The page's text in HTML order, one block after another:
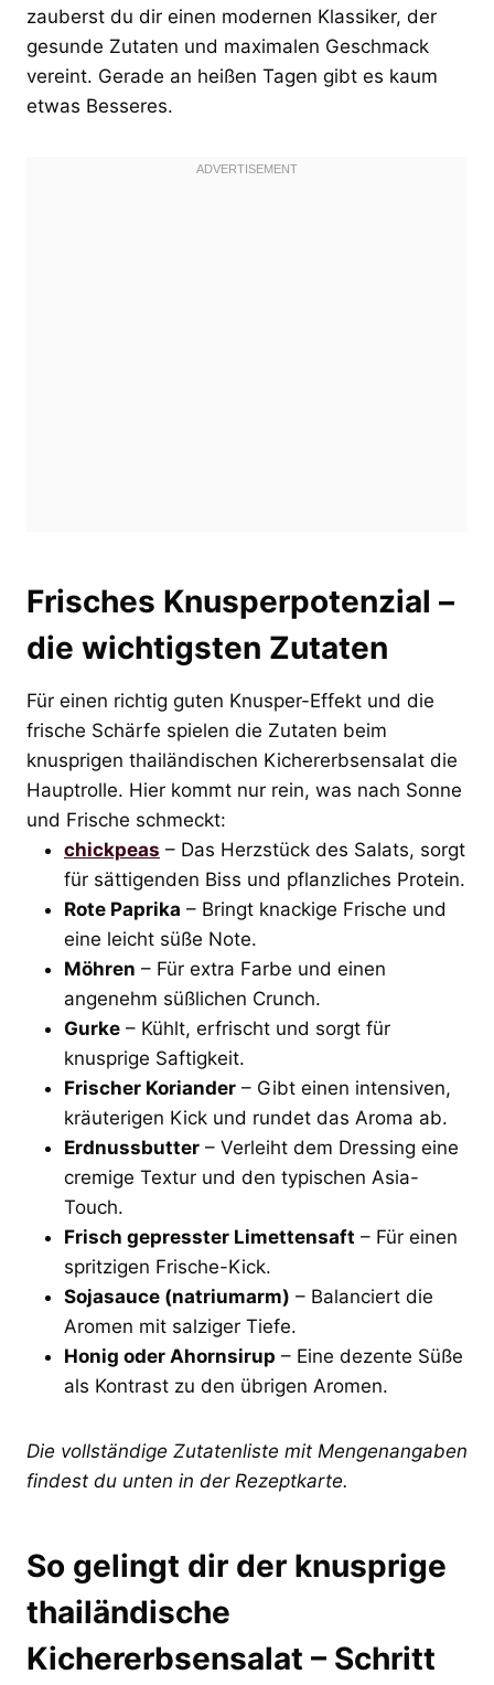
zauberst du dir einen modernen Klassiker, der
gesunde Zutaten und maximalen Geschmack
vereint. Gerade an heißen Tagen gibt es kaum
etwas Besseres.
Frisches Knusperpotenzial –
die wichtigsten Zutaten
Für einen richtig guten Knusper-Effekt und die
frische Schärfe spielen die Zutaten beim
knusprigen thailändischen Kichererbsensalat die
Hauptrolle. Hier kommt nur rein, was nach Sonne
und Frische schmeckt:
chickpeas – Das Herzstück des Salats, sorgt
für sättigenden Biss und pflanzliches Protein.
Rote Paprika – Bringt knackige Frische und
eine leicht süße Note.
Möhren – Für extra Farbe und einen
angenehm süßlichen Crunch.
Gurke – Kühlt, erfrischt und sorgt für
knusprige Saftigkeit.
Frischer Koriander – Gibt einen intensiven,
kräuterigen Kick und rundet das Aroma ab.
Erdnussbutter – Verleiht dem Dressing eine
cremige Textur und den typischen Asia-
Touch.
Frisch gepresster Limettensaft – Für einen
spritzigen Frische-Kick.
Sojasauce (natriumarm) – Balanciert die
Aromen mit salziger Tiefe.
Honig oder Ahornsirup – Eine dezente Süße
als Kontrast zu den übrigen Aromen.
Die vollständige Zutatenliste mit Mengenangaben
findest du unten in der Rezeptkarte.
So gelingt dir der knusprige
thailändische
Kichererbsensalat – Schritt